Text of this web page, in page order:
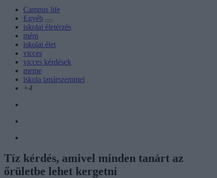
Campus life
Egyéb
iskolai életérzés
mém
iskolai élet
vicces
vicces kérdések
meme
iskola tanárszemmel
+4
Tíz kérdés, amivel minden tanárt az
őrületbe lehet kergetni